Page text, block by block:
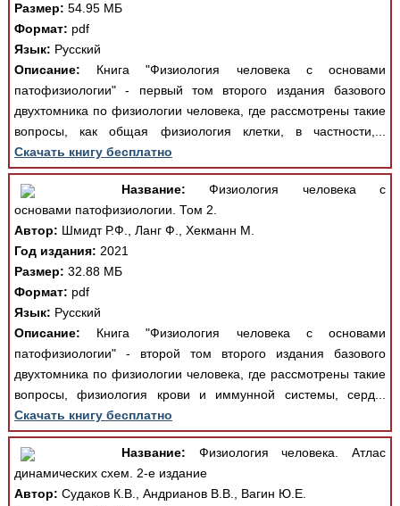
Размер: 54.95 МБ
Формат: pdf
Язык: Русский
Описание: Книга "Физиология человека с основами
патофизиологии" - первый том второго издания базового
двухтомника по физиологии человека, где рассмотрены такие
вопросы, как общая физиология клетки, в частности,...
Скачать книгу бесплатно
Название: Физиология человека с
основами патофизиологии. Том 2.
Автор: Шмидт Р.Ф., Ланг Ф., Хекманн М.
Год издания: 2021
Размер: 32.88 МБ
Формат: pdf
Язык: Русский
Описание: Книга "Физиология человека с основами
патофизиологии" - второй том второго издания базового
двухтомника по физиологии человека, где рассмотрены такие
вопросы, физиология крови и иммунной системы, серд...
Скачать книгу бесплатно
Название: Физиология человека. Атлас
динамических схем. 2-е издание
Автор: Судаков К.В., Андрианов В.В., Вагин Ю.Е.